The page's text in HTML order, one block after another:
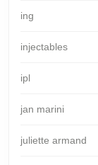
ing
injectables
ipl
jan marini
juliette armand